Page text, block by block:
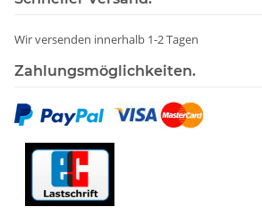
Wir versenden innerhalb 1-2 Tagen
Zahlungsmöglichkeiten.